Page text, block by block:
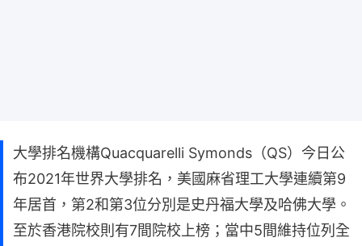
大學排名機構Quacquarelli Symonds（QS）今日公
布2021年世界大學排名，美國麻省理工大學連續第9
年居首，第2和第3位分別是史丹福大學及哈佛大學。
至於香港院校則有7間院校上榜；當中5間維持位列全